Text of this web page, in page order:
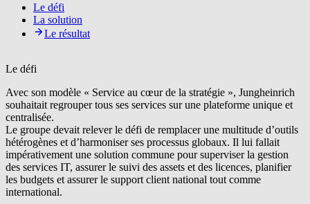
Le défi
La solution
Le résultat
Le défi
Avec son modèle « Service au cœur de la stratégie », Jungheinrich
souhaitait regrouper tous ses services sur une plateforme unique et
centralisée.
Le groupe devait relever le défi de remplacer une multitude d’outils
hétérogènes et d’harmoniser ses processus globaux. Il lui fallait
impérativement une solution commune pour superviser la gestion
des services IT, assurer le suivi des assets et des licences, planifier
les budgets et assurer le support client national tout comme
international.